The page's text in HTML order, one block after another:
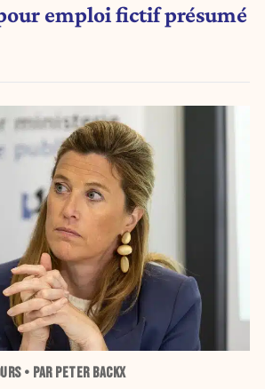
emploi fictif présumé
• PAR PETER BACKX